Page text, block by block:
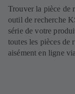
Trouver la pièce de
outil de recherche
série de votre
toutes les pièces de
aisément en ligne